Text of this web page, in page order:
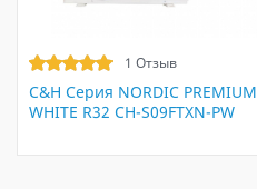
1 Отзыв
C&H Серия NORDIC PREMIUM
WHITE R32 CH-S09FTXN-PW